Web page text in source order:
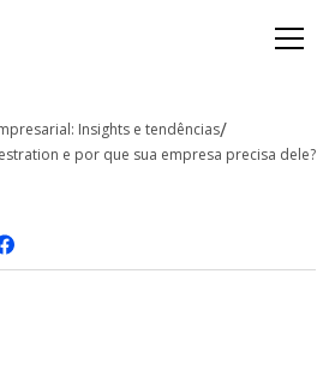
Insights e tendências/
e por que sua empresa precisa dele?